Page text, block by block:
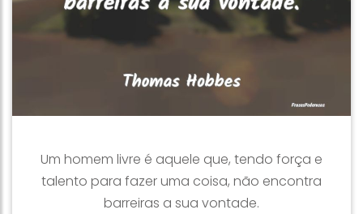
Um homem livre é aquele que, tendo força e
talento para fazer uma coisa, não encontra
barreiras a sua vontade.